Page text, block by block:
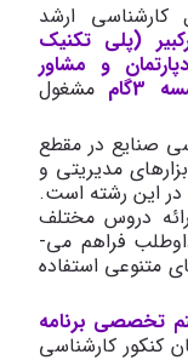
کارشناسی ارشد
(پلی تکنیک
و مشاور
مشغول
صنایع در مقطع
مدیریتی و
در این رشته است.
دروس مختلف
سیستمی و مدیریتی این امکان را برای داوطلب فراهم می­
متنوعی استفاده
تخصصی برنامه
کنکور کارشناسی